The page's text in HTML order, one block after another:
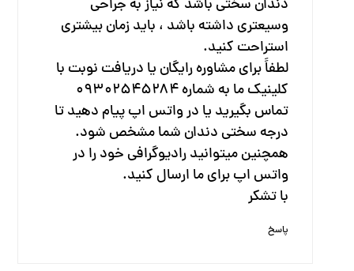
دندان سختی باشد که نیاز به جراحی
وسیعتری داشته باشد ، باید زمان بیشتری
استراحت کنید.
لطفاً برای مشاوره رایگان یا دریافت نوبت با
کلینیک ما به شماره ۰۹۳۰۲۵۴۵۲۸۴
تماس بگیرید یا در واتس اپ پیام دهید تا
درجه سختی دندان شما مشخص شود.
همچنین میتوانید رادیوگرافی خود را در
واتس اپ برای ما ارسال کنید.
با تشکر
پاسخ